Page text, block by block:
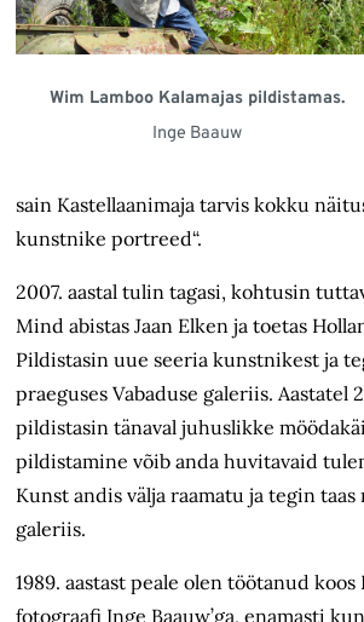
Wim Lamboo Kalamajas pildistamas.
Inge Baauw
sain Kastellaanimaja tarvis kokku
kunstnike portreed“.
2007. aastal tulin tagasi, kohtusin
Mind abistas Jaan Elken ja toetas
Pildistasin uue seeria kunstnikest ja
praeguses Vabaduse galeriis. Aastatel
pildistasin tänaval juhuslikke
pildistamine võib anda huvitavaid
Kunst andis välja raamatu ja tegin taas
galeriis.
1989. aastast peale olen töötanud
fotograafi Inge Baauw’ga, enamasti